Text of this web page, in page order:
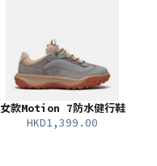
女款Motion 7防水健行鞋
HKD1,399.00